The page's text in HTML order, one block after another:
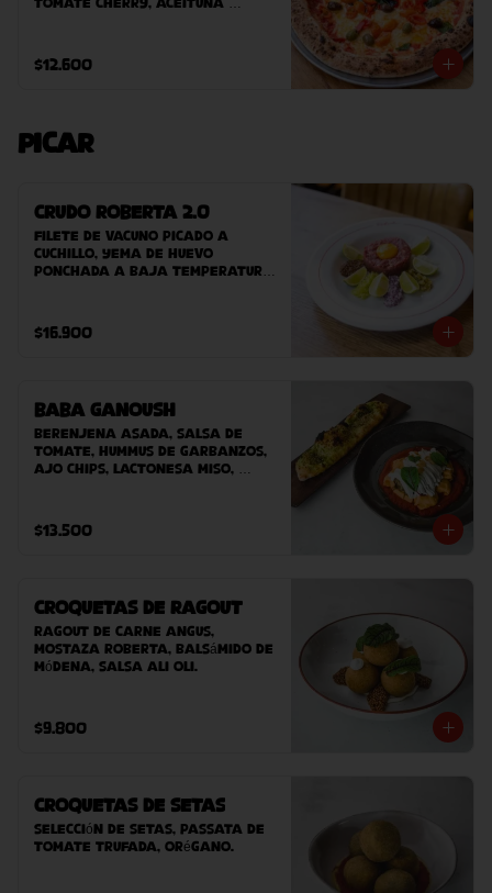
$12.600
Picar
Crudo Roberta 2.0
Filete de vacuno picado a
cuchillo, yema de huevo
ponchada a baja temperatura,
mostaza balsámica Roberta,
acompañado de nuestro pan
$16.900
Baba Ganoush
Berenjena asada, Salsa de
tomate, hummus de garbanzos,
ajo chips, lactonesa miso,
sésamo).
$13.500
Croquetas de Ragout
Ragout de carne Angus,
mostaza Roberta, balsámido de
Módena, salsa ali oli.
$9.800
Croquetas de Setas
Selección de setas, passata de
tomate trufada, orégano.